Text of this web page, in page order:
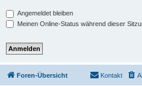
Angemeldet bleiben
Meinen Online-Status während dieser
Foren-Übersicht Kontakt